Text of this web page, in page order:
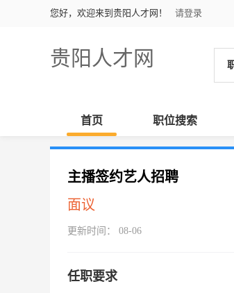
您好，欢迎来到贵阳人才网！ 请登录
贵阳人才网
首页 职位搜索
主播签约艺人招聘
面议
更新时间： 08-06
任职要求